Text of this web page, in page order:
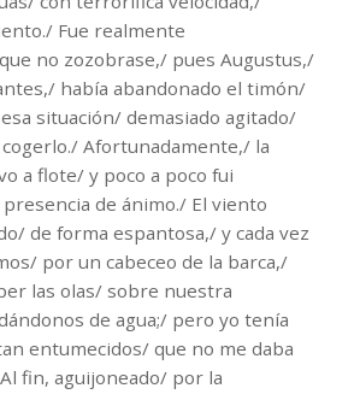
Fue realmente
no zozobrase,/ pues Augustus,/
había abandonado el timón/
situación/ demasiado agitado/
Afortunadamente,/ la
a flote/ y poco a poco fui
de ánimo./ El viento
de forma espantosa,/ y cada vez
por un cabeceo de la barca,/
las olas/ sobre nuestra
de agua;/ pero yo tenía
entumecidos/ que no me daba
fin, aguijoneado/ por la